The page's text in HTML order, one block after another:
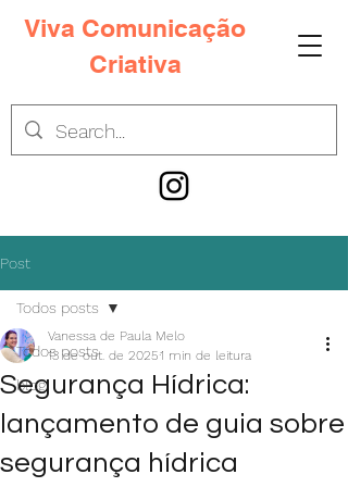
Viva Comunicação
Criativa
Post
Todos posts
blog
Todos posts
Segurança Hídrica:
lançamento de guia sobre
segurança hídrica
Vanessa de Paula Melo
13 de out. de 20251 min de leitura